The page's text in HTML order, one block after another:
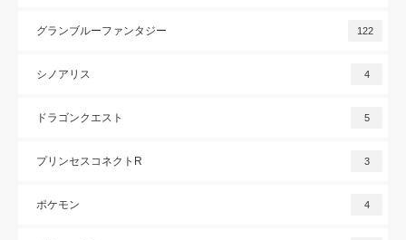
グランブルーファンタジー 122
シノアリス 4
ドラゴンクエスト 5
プリンセスコネクトR 3
ポケモン 4